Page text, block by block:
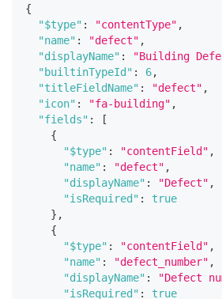
{
"$type" : "contentType" ,
"name" : "defect" ,
"displayName" : "Building
"builtinTypeId" : 6,
"titleFieldName" : "defect" ,
"icon" : "fa-building" ,
"fields" :
[
{
"$type" : "contentField" ,
"name" : "defect" ,
"displayName" : "Defect" ,
"isRequired" :
true
} ,
{
"$type" : "contentField" ,
"name" : "defect_number" ,
"displayName" : "Defect
"isRequired" :
true